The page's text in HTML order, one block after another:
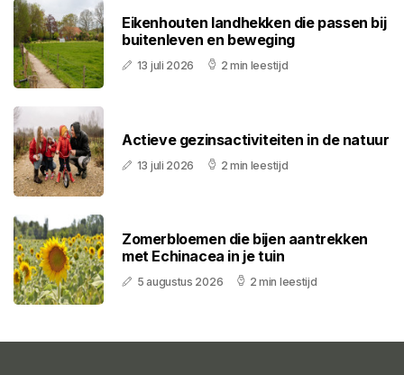
Eikenhouten landhekken die passen bij
buitenleven en beweging
13 juli 2026 2 min leestijd
Actieve gezinsactiviteiten in de natuur
13 juli 2026 2 min leestijd
Zomerbloemen die bijen aantrekken
met Echinacea in je tuin
5 augustus 2026 2 min leestijd